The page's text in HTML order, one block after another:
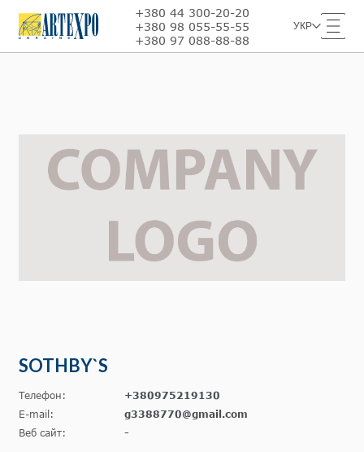
+380 44 300-20-20
+380 98 055-55-55
+380 97 088-88-88
УКР
SOTHBY`S
Телефон:
+380975219130
E-mail:
g3388770@gmail.com
Веб сайт:
-